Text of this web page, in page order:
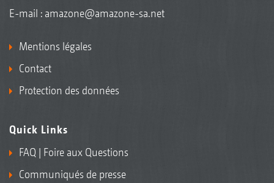
E-mail : amazone@amazone-sa.net
Mentions légales
Contact
Protection des données
Quick Links
FAQ | Foire aux Questions
Communiqués de presse